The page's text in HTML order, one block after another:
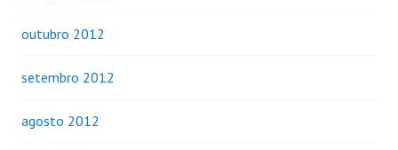
outubro 2012
setembro 2012
agosto 2012